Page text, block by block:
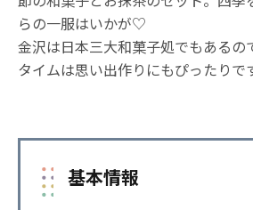
らの一服はいかが♡
金沢は日本三大和菓子処でもあるの
タイムは思い出作りにもぴったりで
基本情報